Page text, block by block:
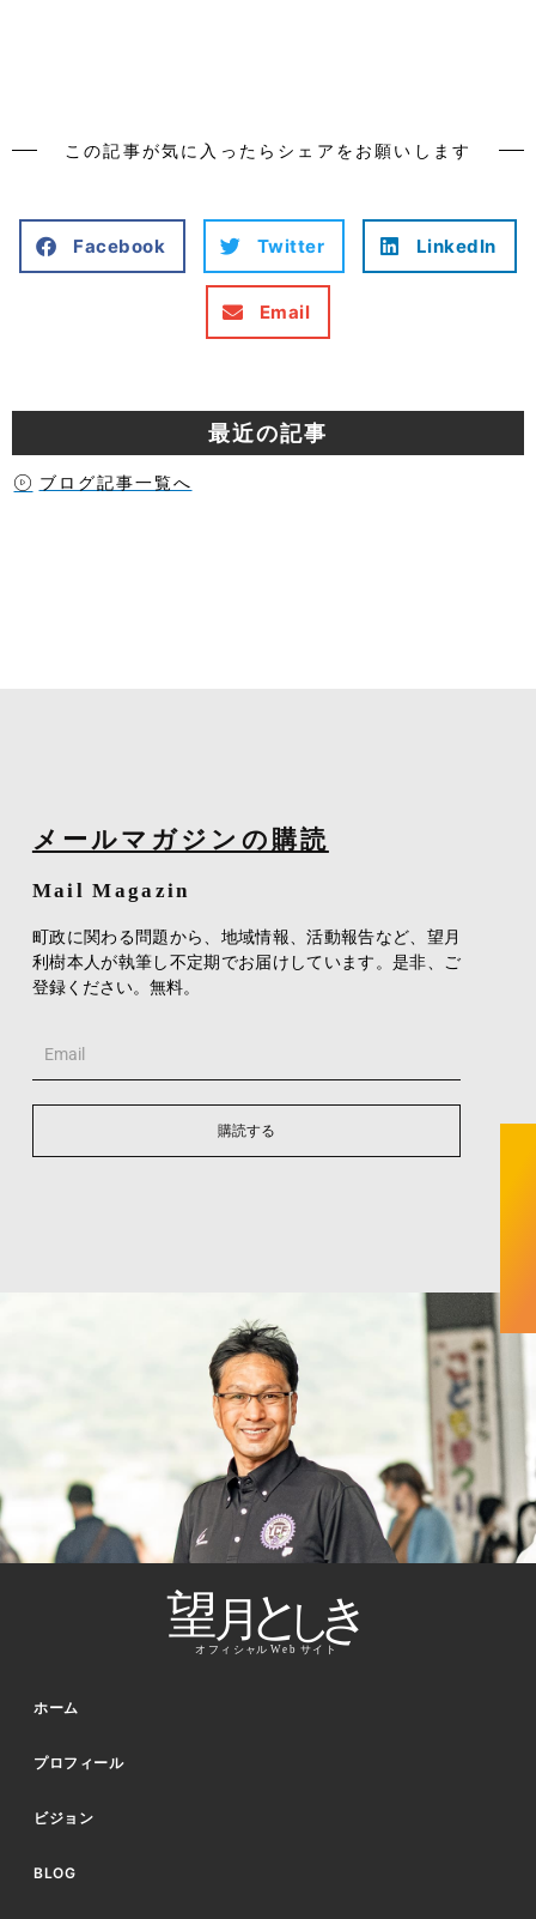
この記事が気に入ったらシェアをお願いします
Facebook Twitter LinkedIn
Email
最近の記事
ブログ記事一覧へ
メールマガジンの購読
Mail Magazin
町政に関わる問題から、地域情報、活動報告など、望月
利樹本人が執筆し不定期でお届けしています。是非、ご
登録ください。無料。
Email
購読する
ホーム
プロフィール
ビジョン
BLOG